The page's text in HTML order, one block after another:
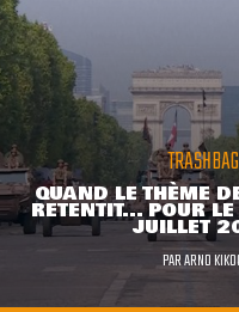
TRASHBAG
QUAND LE THÈME
RETENTIT... POUR
JUILLET
PARARNO